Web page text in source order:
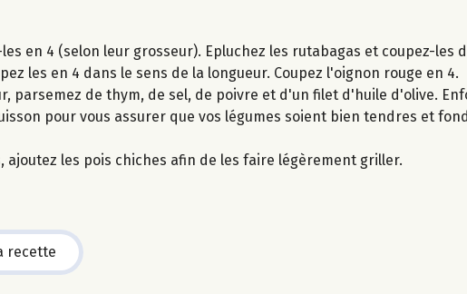
en 4 (selon leur grosseur). Epluchez les rutabagas et coupez-les
les en 4 dans le sens de la longueur. Coupez l'oignon rouge en 4.
parsemez de thym, de sel, de poivre et d'un filet d'huile d'olive.
pour vous assurer que vos légumes soient bien tendres et
ajoutez les pois chiches afin de les faire légèrement griller.
recette